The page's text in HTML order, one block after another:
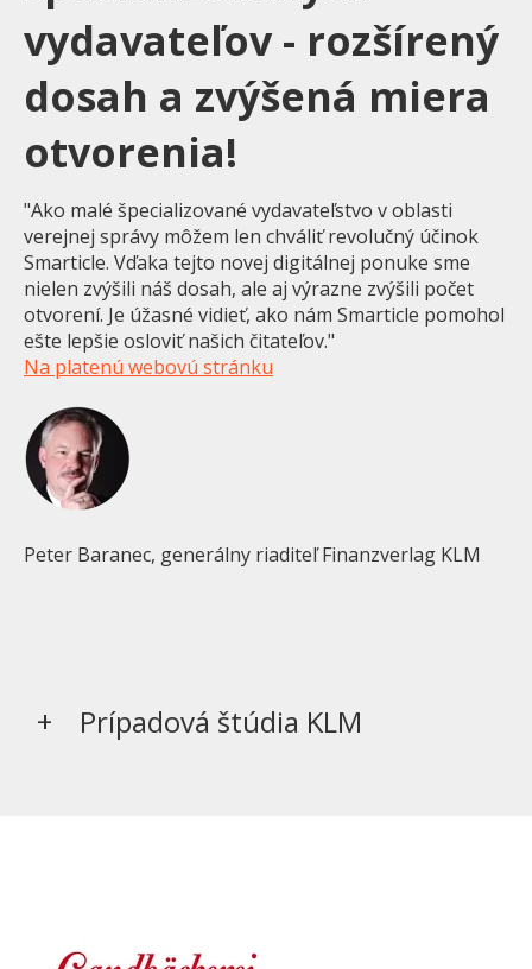
vydavateľov - rozšírený
dosah a zvýšená miera
otvorenia!
"Ako malé špecializované vydavateľstvo v oblasti
verejnej správy môžem len chváliť revolučný účinok
Smarticle. Vďaka tejto novej digitálnej ponuke sme
nielen zvýšili náš dosah, ale aj výrazne zvýšili počet
otvorení. Je úžasné vidieť, ako nám Smarticle pomohol
ešte lepšie osloviť našich čitateľov."
Na platenú webovú stránku
Peter Baranec, generálny riaditeľ Finanzverlag KLM
Prípadová štúdia KLM